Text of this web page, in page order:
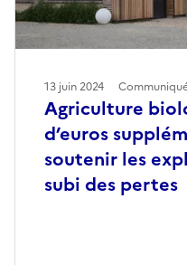
Agriculture
d’euros
soutenir les
subi des pertes
13 juin 2024